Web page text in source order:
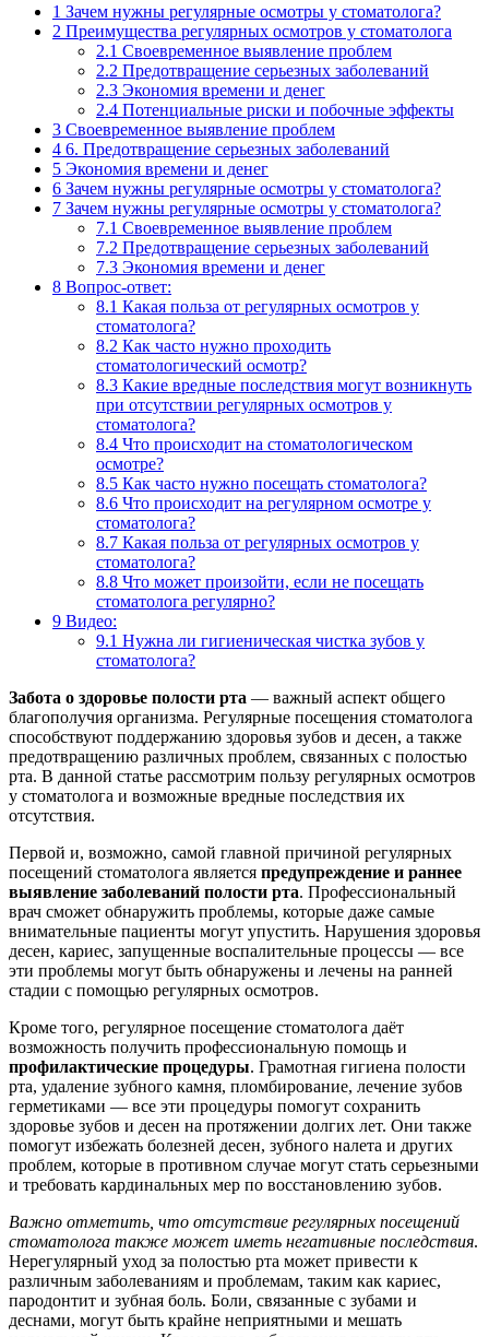
1 Зачем нужны регулярные осмотры у стоматолога?
2 Преимущества регулярных осмотров у стоматолога
2.1 Своевременное выявление проблем
2.2 Предотвращение серьезных заболеваний
2.3 Экономия времени и денег
2.4 Потенциальные риски и побочные эффекты
3 Своевременное выявление проблем
4 6. Предотвращение серьезных заболеваний
5 Экономия времени и денег
6 Зачем нужны регулярные осмотры у стоматолога?
7 Зачем нужны регулярные осмотры у стоматолога?
7.1 Своевременное выявление проблем
7.2 Предотвращение серьезных заболеваний
7.3 Экономия времени и денег
8 Вопрос-ответ:
8.1 Какая польза от регулярных осмотров у
стоматолога?
8.2 Как часто нужно проходить
стоматологический осмотр?
8.3 Какие вредные последствия могут возникнуть
при отсутствии регулярных осмотров у
стоматолога?
8.4 Что происходит на стоматологическом
осмотре?
8.5 Как часто нужно посещать стоматолога?
8.6 Что происходит на регулярном осмотре у
стоматолога?
8.7 Какая польза от регулярных осмотров у
стоматолога?
8.8 Что может произойти, если не посещать
стоматолога регулярно?
9 Видео:
9.1 Нужна ли гигиеническая чистка зубов у
стоматолога?
Забота о здоровье полости рта — важный аспект общего
благополучия организма. Регулярные посещения стоматолога
способствуют поддержанию здоровья зубов и десен, а также
предотвращению различных проблем, связанных с полостью
рта. В данной статье рассмотрим пользу регулярных осмотров
у стоматолога и возможные вредные последствия их
отсутствия.
Первой и, возможно, самой главной причиной регулярных
посещений стоматолога является предупреждение и раннее
выявление заболеваний полости рта. Профессиональный
врач сможет обнаружить проблемы, которые даже самые
внимательные пациенты могут упустить. Нарушения здоровья
десен, кариес, запущенные воспалительные процессы — все
эти проблемы могут быть обнаружены и лечены на ранней
стадии с помощью регулярных осмотров.
Кроме того, регулярное посещение стоматолога даёт
возможность получить профессиональную помощь и
профилактические процедуры. Грамотная гигиена полости
рта, удаление зубного камня, пломбирование, лечение зубов
герметиками — все эти процедуры помогут сохранить
здоровье зубов и десен на протяжении долгих лет. Они также
помогут избежать болезней десен, зубного налета и других
проблем, которые в противном случае могут стать серьезными
и требовать кардинальных мер по восстановлению зубов.
Важно отметить, что отсутствие регулярных посещений
стоматолога также может иметь негативные последствия.
Нерегулярный уход за полостью рта может привести к
различным заболеваниям и проблемам, таким как кариес,
пародонтит и зубная боль. Боли, связанные с зубами и
деснами, могут быть крайне неприятными и мешать